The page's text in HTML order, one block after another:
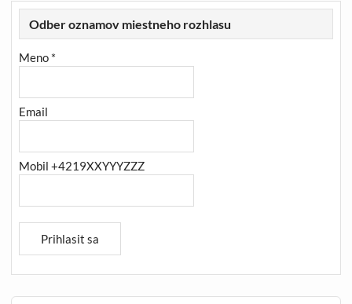
Odber oznamov miestneho rozhlasu
Meno *
Email
Mobil +4219XXYYYZZZ